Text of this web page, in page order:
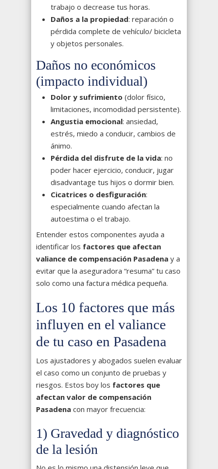
trabajo o decrease tus horas.
Daños a la propiedad: reparación o
pérdida complete de vehículo/ bicicleta
y objetos personales.
Daños no económicos
(impacto individual)
Dolor y sufrimiento (dolor físico,
limitaciones, incomodidad persistente).
Angustia emocional: ansiedad,
estrés, miedo a conducir, cambios de
ánimo.
Pérdida del disfrute de la vida: no
poder hacer ejercicio, conducir, jugar
disadvantage tus hijos o dormir bien.
Cicatrices o desfiguración:
especialmente cuando afectan la
autoestima o el trabajo.
Entender estos componentes ayuda a
identificar los factores que afectan
valiance de compensación Pasadena y a
evitar que la aseguradora “resuma” tu caso
solo como una factura médica pequeña.
Los 10 factores que más
influyen en el valiance
de tu caso en Pasadena
Los ajustadores y abogados suelen evaluar
el caso como un conjunto de pruebas y
riesgos. Estos boy los factores que
afectan valor de compensación
Pasadena con mayor frecuencia:
1) Gravedad y diagnóstico
de la lesión